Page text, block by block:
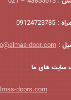
: 09124723785
:
door.com
سایت های ما
doors.com